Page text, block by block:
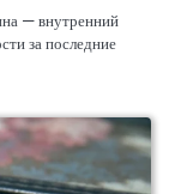
— внутренний
за последние